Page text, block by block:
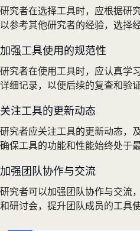
研究者在选择工具时，应根据研
以参考其他研究者的经验，选择
加强工具使用的规范性
研究者在使用工具时，应认真学
详细记录，以便后续的复查和验证
关注工具的更新动态
研究者应关注工具的更新动态，
确保工具的功能和性能始终处于
加强团队协作与交流
研究者可以加强团队协作与交流
和研讨会，提升团队成员的工具